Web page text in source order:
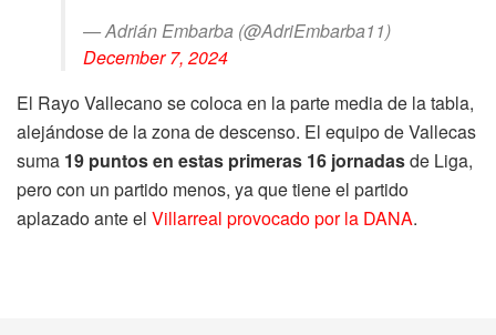
— Adrián Embarba (@AdriEmbarba11)
December 7, 2024
El Rayo Vallecano se coloca en la parte media de la tabla,
alejándose de la zona de descenso. El equipo de Vallecas
suma 19 puntos en estas primeras 16 jornadasde Liga,
pero con un partido menos, ya que tiene el partido
aplazado ante el Villarreal provocado por la DANA.